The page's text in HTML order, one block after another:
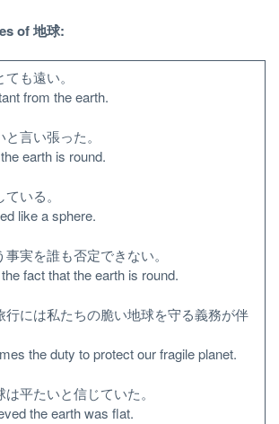
of 地球:
も遠い。
from the earth.
言い張った。
earth is round.
いる。
like a sphere.
実を誰も否定できない。
fact that the earth is round.
行には私たちの脆い地球を守る義務が伴
the duty to protect our fragile planet.
平たいと信じていた。
the earth was flat.